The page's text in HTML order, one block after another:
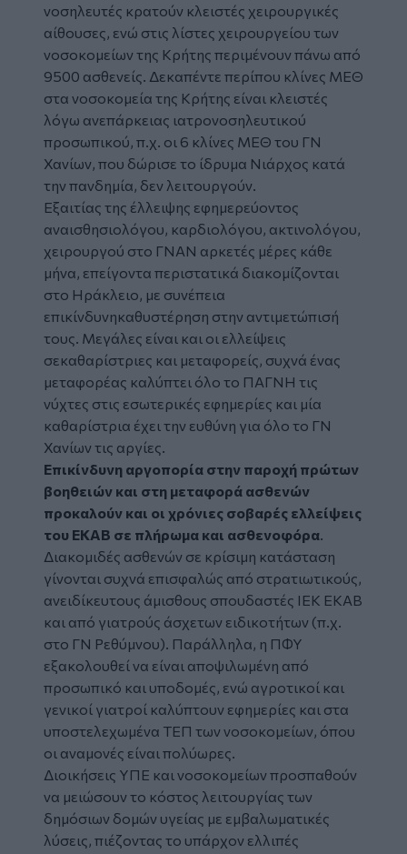
νοσηλευτές κρατούν κλειστές χειρουργικές
αίθουσες, ενώ στις λίστες χειρουργείου των
νοσοκομείων της Κρήτης περιμένουν πάνω από
9500 ασθενείς. Δεκαπέντε περίπου κλίνες ΜΕΘ
στα νοσοκομεία της Κρήτης είναι κλειστές
λόγω ανεπάρκειας ιατρονοσηλευτικού
προσωπικού, π.χ. οι 6 κλίνες ΜΕΘ του ΓΝ
Χανίων, που δώρισε το ίδρυμα Νιάρχος κατά
την πανδημία, δεν λειτουργούν.
Εξαιτίας της έλλειψης εφημερεύοντος
αναισθησιολόγου, καρδιολόγου, ακτινολόγου,
χειρουργού στο ΓΝΑΝ αρκετές μέρες κάθε
μήνα, επείγοντα περιστατικά διακομίζονται
στο Ηράκλειο, με συνέπεια
επικίνδυνηκαθυστέρηση στην αντιμετώπισή
τους. Μεγάλες είναι και οι ελλείψεις
σεκαθαρίστριες και μεταφορείς, συχνά ένας
μεταφορέας καλύπτει όλο το ΠΑΓΝΗ τις
νύχτες στις εσωτερικές εφημερίες και μία
καθαρίστρια έχει την ευθύνη για όλο το ΓΝ
Χανίων τις αργίες.
Επικίνδυνη αργοπορία στην παροχή πρώτων
βοηθειών και στη μεταφορά ασθενών
προκαλούν και οι χρόνιες σοβαρές ελλείψεις
του ΕΚΑΒ σε πλήρωμα και ασθενοφόρα.
Διακομιδές ασθενών σε κρίσιμη κατάσταση
γίνονται συχνά επισφαλώς από στρατιωτικούς,
ανειδίκευτους άμισθους σπουδαστές ΙΕΚ ΕΚΑΒ
και από γιατρούς άσχετων ειδικοτήτων (π.χ.
στο ΓΝ Ρεθύμνου). Παράλληλα, η ΠΦΥ
εξακολουθεί να είναι αποψιλωμένη από
προσωπικό και υποδομές, ενώ αγροτικοί και
γενικοί γιατροί καλύπτουν εφημερίες και στα
υποστελεχωμένα ΤΕΠ των νοσοκομείων, όπου
οι αναμονές είναι πολύωρες.
Διοικήσεις ΥΠΕ και νοσοκομείων προσπαθούν
να μειώσουν το κόστος λειτουργίας των
δημόσιων δομών υγείας με εμβαλωματικές
λύσεις, πιέζοντας το υπάρχον ελλιπές